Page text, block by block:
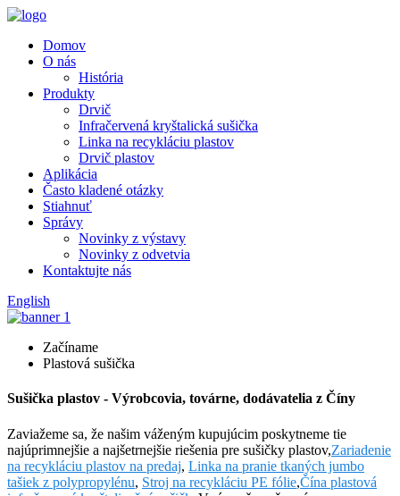
Domov
O nás
História
Produkty
Drvič
Infračervená kryštalická sušička
Linka na recykláciu plastov
Drvič plastov
Aplikácia
Často kladené otázky
Stiahnuť
Správy
Novinky z výstavy
Novinky z odvetvia
Kontaktujte nás
English
Začíname
Plastová sušička
Sušička plastov - Výrobcovia, továrne, dodávatelia z Číny
Zaviažeme sa, že našim váženým kupujúcim poskytneme tie
najúprimnejšie a najšetrnejšie riešenia pre sušičky plastov,Zariadenie
na recykláciu plastov na predaj, Linka na pranie tkaných jumbo
tašiek z polypropylénu, Stroj na recykláciu PE fólie,Čína plastová